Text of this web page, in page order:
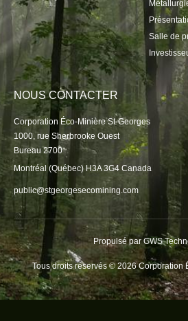
Salle de
NOUS CONTACTER
Corporation Éco-Minière St-Georges
1000, rue Sherbrooke Ouest
Bureau 2700
Montréal (Québec) H3A 3G4 Canada
public@stgeorgesecomining.com
Tous droits réservés © 2026 Corporation
Propulsé parGWS